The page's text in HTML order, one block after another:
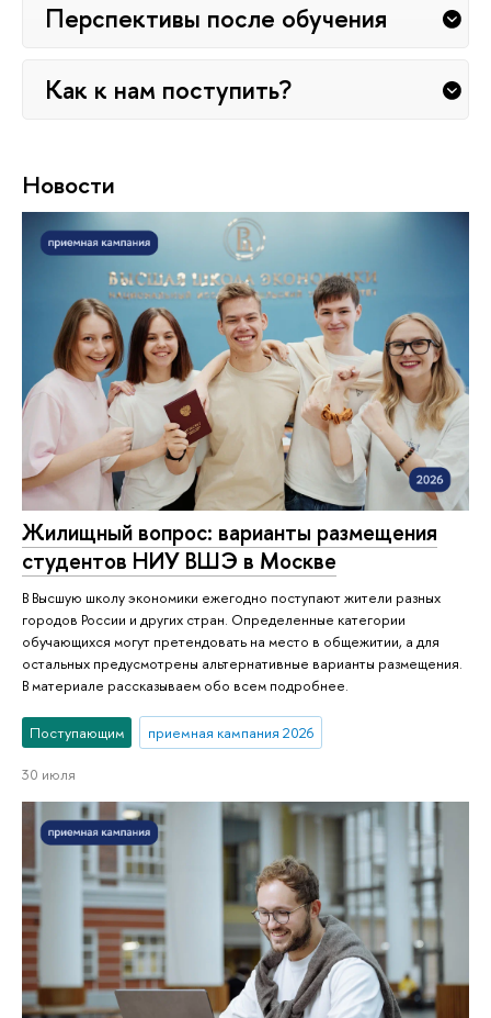
Перспективы после обучения
Как к нам поступить?
Новости
Жилищный вопрос: варианты размещения
студентов НИУ ВШЭ в Москве
В Высшую школу экономики ежегодно поступают жители разных
городов России и других стран. Определенные категории
обучающихся могут претендовать на место в общежитии, а для
остальных предусмотрены альтернативные варианты размещения.
В материале рассказываем обо всем подробнее.
Поступающим приемная кампания 2026
30 июля